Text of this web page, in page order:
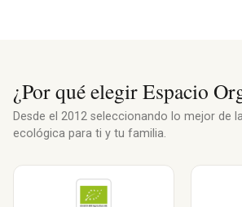
¿Por qué elegir Espacio
Desde el 2012 seleccionando lo mejor de
ecológica para ti y tu familia.